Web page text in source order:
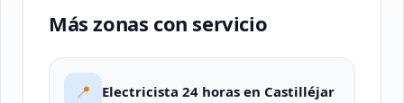
Más zonas con servicio
📍 Electricista 24 horas en Castilléjar